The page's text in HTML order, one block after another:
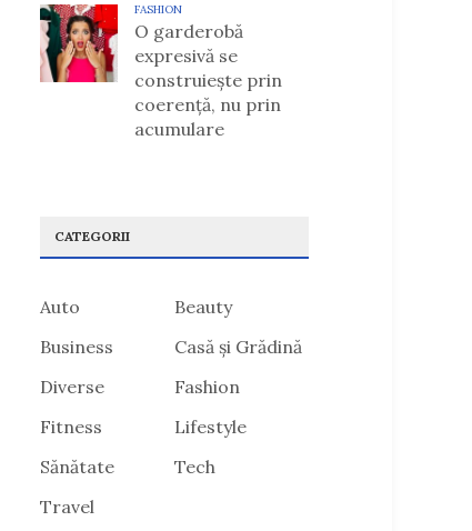
FASHION
O garderobă
expresivă se
construiește prin
coerență, nu prin
acumulare
CATEGORII
Auto
Beauty
Business
Casă și Grădină
Diverse
Fashion
Fitness
Lifestyle
Sănătate
Tech
Travel